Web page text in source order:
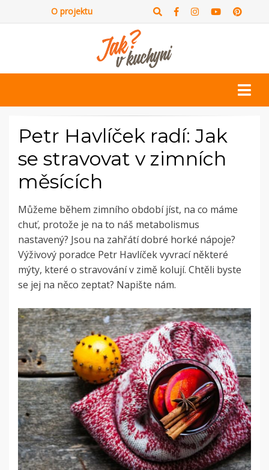
O projektu
Petr Havlíček radí: Jak
se stravovat v zimních
měsících
Můžeme během zimního období jíst, na co máme
chuť, protože je na to náš metabolismus
nastavený? Jsou na zahřátí dobré horké nápoje?
Výživový poradce Petr Havlíček vyvrací některé
mýty, které o stravování v zimě kolují. Chtěli byste
se jej na něco zeptat? Napište nám.